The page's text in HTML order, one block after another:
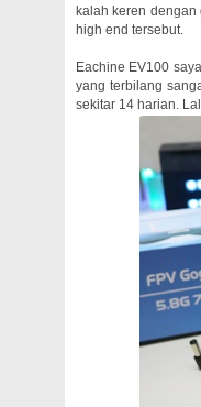
kalah keren
high end tersebut.
Eachine EV100
yang terbilang
sekitar 14 harian.